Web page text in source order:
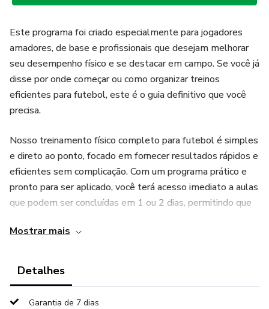
Este programa foi criado especialmente para jogadores
amadores, de base e profissionais que desejam melhorar
seu desempenho físico e se destacar em campo. Se você já
disse por onde começar ou como organizar treinos
eficientes para futebol, este é o guia definitivo que você
precisa.
Nosso treinamento físico completo para futebol é simples
e direto ao ponto, focado em fornecer resultados rápidos e
eficientes sem complicação. Com um programa prático e
pronto para ser aplicado, você terá acesso imediato a aulas
que podem ser concluídas em 1 ou 2 dias, permitindo que
1. Aumentar sua resistência física e durar mais tempo em
Mostrar mais
Detalhes
Garantia de 7 dias